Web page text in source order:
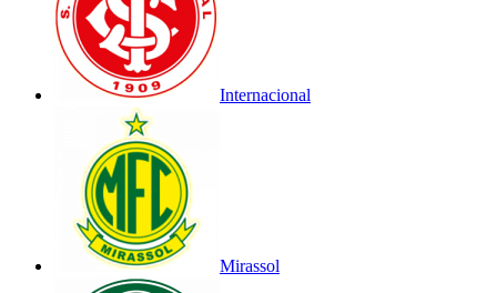
Internacional
Mirassol